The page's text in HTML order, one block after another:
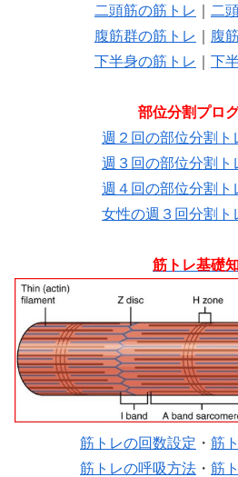
二頭筋の筋トレ
二
腹筋群の筋トレ
腹
下半身の筋トレ
下
部位分割プロ
週２回の部位分割ト
週３回の部位分割ト
週４回の部位分割ト
女性の週３回分割ト
筋トレ基礎
筋トレの回数設定 ・ 筋
筋トレの呼吸方法 ・ 筋